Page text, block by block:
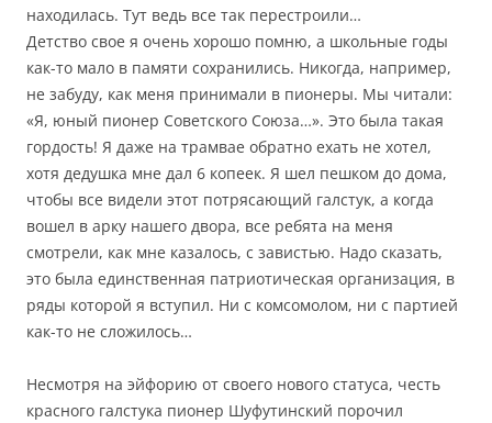
находилась. Тут ведь все так перестроили…
Детство свое я очень хорошо помню, а школьные годы
как-то мало в памяти сохранились. Никогда, например,
не забуду, как меня принимали в пионеры. Мы читали:
«Я, юный пионер Советского Союза…». Это была такая
гордость! Я даже на трамвае обратно ехать не хотел,
хотя дедушка мне дал 6 копеек. Я шел пешком до дома,
чтобы все видели этот потрясающий галстук, а когда
вошел в арку нашего двора, все ребята на меня
смотрели, как мне казалось, с завистью. Надо сказать,
это была единственная патриотическая организация, в
ряды которой я вступил. Ни с комсомолом, ни с партией
как-то не сложилось…
Несмотря на эйфорию от своего нового статуса, честь
красного галстука пионер Шуфутинский порочил